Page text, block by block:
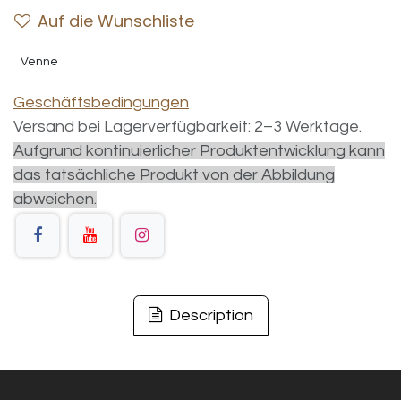
Auf die Wunschliste
Venne
Geschäftsbedingungen
Versand bei Lagerverfügbarkeit: 2–3 Werktage.
Aufgrund kontinuierlicher Produktentwicklung kann
das tatsächliche Produkt von der Abbildung
abweichen.
Description